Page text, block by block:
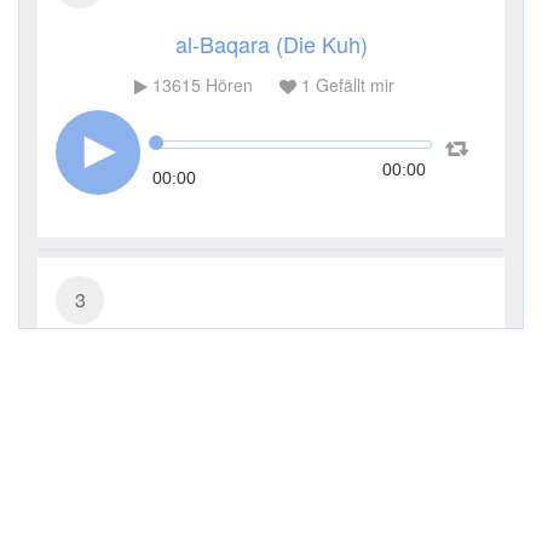
al-Baqara (Die Kuh)
13615 Hören 1 Gefällt mir
00:00 00:00
3